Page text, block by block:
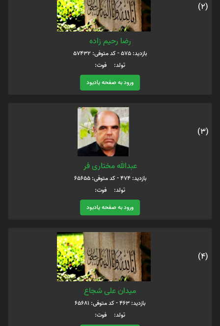
(2)
رضا رحیم زاده
بازدید: 575 - کد متوفی: 57432
تولد: فوت:
ورود به صفحه یادبود
(3)
عبدالله مختاری فر
بازدید: 474 - کد متوفی: 65655
تولد: فوت:
ورود به صفحه یادبود
(4)
میدان علی شجاع
بازدید: 463 - کد متوفی: 65681
تولد: فوت: